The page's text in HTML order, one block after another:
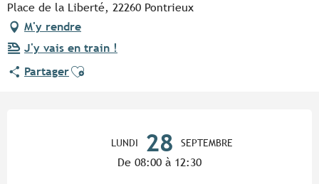
Place de la Liberté, 22260 Pontrieux
M'y rendre
J'y vais en train !
PartagerAjouter aux favoris
LUNDI 28 SEPTEMBRE
De 08:00 à 12:30